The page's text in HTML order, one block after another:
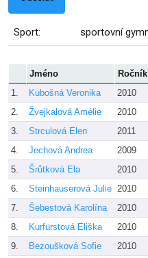
Sport: sportovní
Jméno Ročník
1.
Kubošná Veronika 2010
2.
Žvejkalová Amélie 2010
3.
Strculová Elen 2011
4.
Jechová Andrea 2009
5.
Šrůtková Ela 2010
6.
Steinhauserová Julie 2010
7.
Šebestová Karolína 2010
8.
Kurfürstová Eliška 2010
9.
Bezoušková Sofie 2010